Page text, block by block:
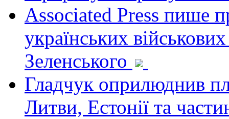
Associated Press пише
українських
Зеленського
Гладчук оприлюднив
Литви, Естонії та